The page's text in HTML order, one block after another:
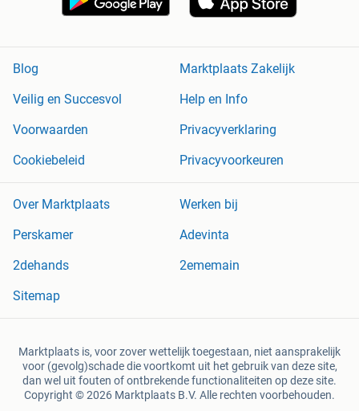
Blog
Marktplaats Zakelijk
Veilig en Succesvol
Help en Info
Voorwaarden
Privacyverklaring
Cookiebeleid
Privacyvoorkeuren
Over Marktplaats
Werken bij
Perskamer
Adevinta
2dehands
2ememain
Sitemap
Marktplaats is, voor zover wettelijk toegestaan, niet aansprakelijk
voor (gevolg)schade die voortkomt uit het gebruik van deze site,
dan wel uit fouten of ontbrekende functionaliteiten op deze site.
Copyright © 2026 Marktplaats B.V. Alle rechten voorbehouden.